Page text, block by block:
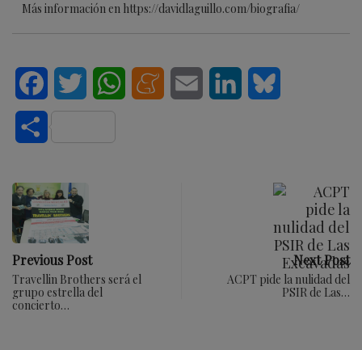
Más información en https://davidlaguillo.com/biografia/
FacebookTwitter WhatsAppMeneameEmail LinkedIn
Compartir
Previous Post
Travellin Brothers será el
grupo estrella del
concierto…
Next Post
ACPT pide la nulidad del
PSIR de Las…